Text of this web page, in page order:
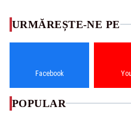
URMĂREȘTE-NE PE
Facebook
POPULAR